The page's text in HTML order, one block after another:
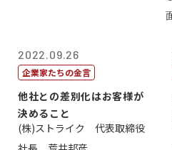
2022.09.26
企業家たちの金言
他社との差別化はお客様が
決めること
(株)ストライク 代表取締役